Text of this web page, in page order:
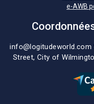
e-AWB
info@logitudeworld.com
Street, City of